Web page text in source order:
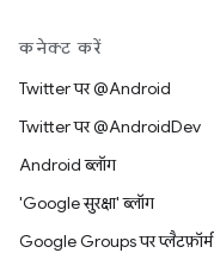
कनेक्ट करें
Twitter पर @Android
Twitter पर @AndroidDev
Android ब्लॉग
'Google सुरक्षा' ब्लॉग
Google Groups पर प्लैटफ़ॉर्म